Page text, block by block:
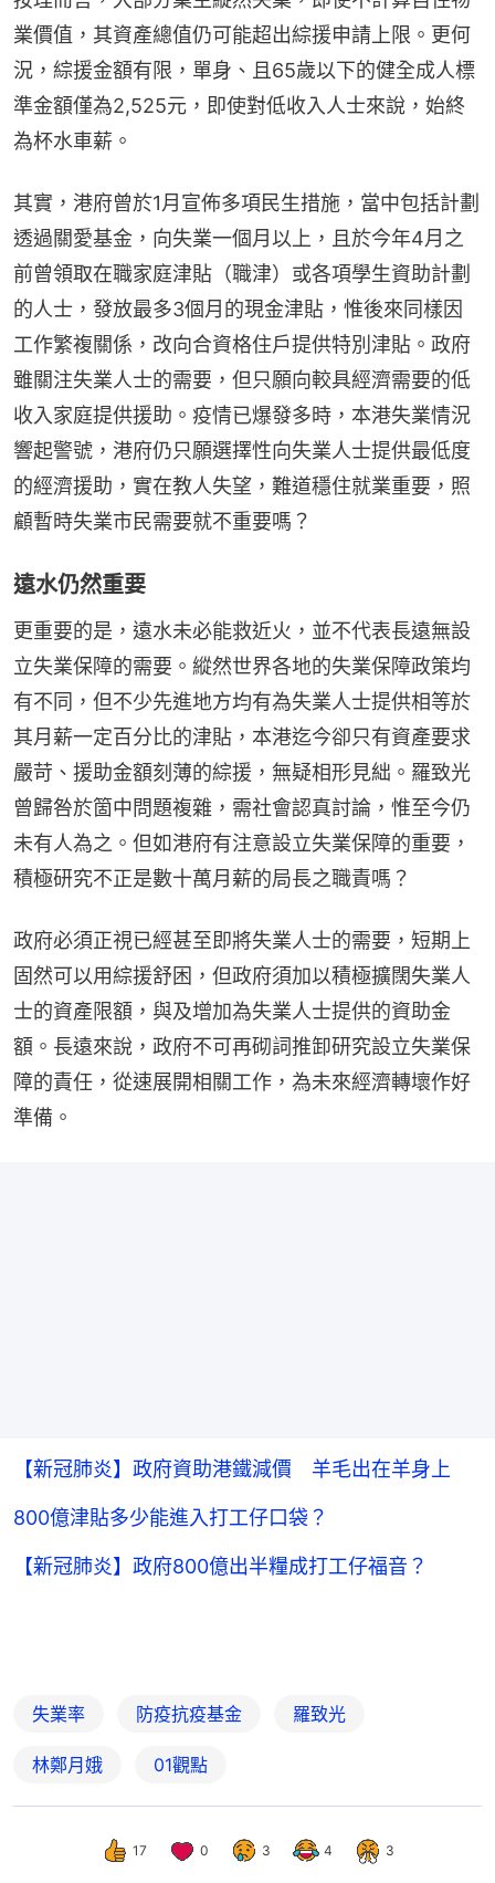
業價值，其資產總值仍可能超出綜援申請上限。更何
況，綜援金額有限，單身、且65歲以下的健全成人標
準金額僅為2,525元，即使對低收入人士來說，始終
為杯水車薪。
其實，港府曾於1月宣佈多項民生措施，當中包括計劃
透過關愛基金，向失業一個月以上，且於今年4月之
前曾領取在職家庭津貼（職津）或各項學生資助計劃
的人士，發放最多3個月的現金津貼，惟後來同樣因
工作繁複關係，改向合資格住戶提供特別津貼。政府
雖關注失業人士的需要，但只願向較具經濟需要的低
收入家庭提供援助。疫情已爆發多時，本港失業情況
響起警號，港府仍只願選擇性向失業人士提供最低度
的經濟援助，實在教人失望，難道穩住就業重要，照
顧暫時失業市民需要就不重要嗎？
遠水仍然重要
更重要的是，遠水未必能救近火，並不代表長遠無設
立失業保障的需要。縱然世界各地的失業保障政策均
有不同，但不少先進地方均有為失業人士提供相等於
其月薪一定百分比的津貼，本港迄今卻只有資產要求
嚴苛、援助金額刻薄的綜援，無疑相形見絀。羅致光
曾歸咎於箇中問題複雜，需社會認真討論，惟至今仍
未有人為之。但如港府有注意設立失業保障的重要，
積極研究不正是數十萬月薪的局長之職責嗎？
政府必須正視已經甚至即將失業人士的需要，短期上
固然可以用綜援舒困，但政府須加以積極擴闊失業人
士的資產限額，與及增加為失業人士提供的資助金
額。長遠來說，政府不可再砌詞推卸研究設立失業保
障的責任，從速展開相關工作，為未來經濟轉壞作好
準備。
【新冠肺炎】政府資助港鐵減價 羊毛出在羊身上
800億津貼多少能進入打工仔口袋？
【新冠肺炎】政府800億出半糧成打工仔福音？
失業率 防疫抗疫基金 羅致光
林鄭月娥 01觀點
17 0 3 4 3